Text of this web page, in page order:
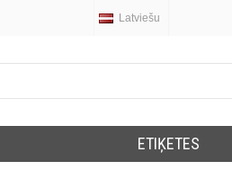
Latviešu
ETIĶETES